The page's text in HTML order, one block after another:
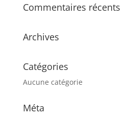
Commentaires récents
Archives
Catégories
Aucune catégorie
Méta